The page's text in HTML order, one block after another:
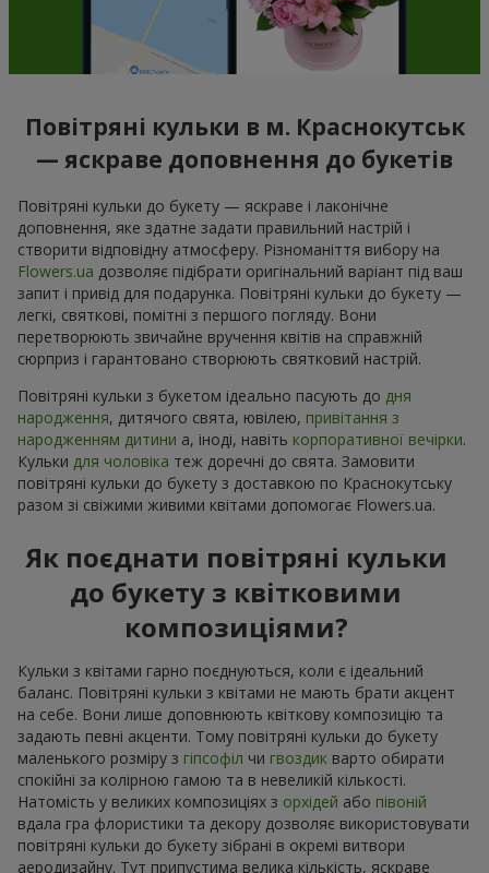
Повітряні кульки в м. Краснокутськ
— яскраве доповнення до букетів
Повітряні кульки до букету — яскраве і лаконічне
доповнення, яке здатне задати правильний настрій і
створити відповідну атмосферу. Різноманіття вибору на
Flowers.ua дозволяє підібрати оригінальний варіант під ваш
запит і привід для подарунка. Повітряні кульки до букету —
легкі, святкові, помітні з першого погляду. Вони
перетворюють звичайне вручення квітів на справжній
сюрприз і гарантовано створюють святковий настрій.
Повітряні кульки з букетом ідеально пасують до дня
народження, дитячого свята, ювілею, привітання з
народженням дитини а, іноді, навіть корпоративної вечірки.
Кульки для чоловіка теж доречні до свята. Замовити
повітряні кульки до букету з доставкою по Краснокутську
разом зі свіжими живими квітами допомогає Flowers.ua.
Як поєднати повітряні кульки
до букету з квітковими
композиціями?
Кульки з квітами гарно поєднуються, коли є ідеальний
баланс. Повітряні кульки з квітами не мають брати акцент
на себе. Вони лише доповнюють квіткову композицію та
задають певні акценти. Тому повітряні кульки до букету
маленького розміру з гіпсофіл чи гвоздик варто обирати
спокійні за колірною гамою та в невеликій кількості.
Натомість у великих композиціях з орхідей або півоній
вдала гра флористики та декору дозволяє використовувати
повітряні кульки до букету зібрані в окремі витвори
аеродизайну. Тут припустима велика кількість, яскраве